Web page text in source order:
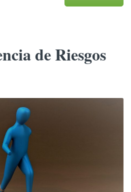
de Riesgos